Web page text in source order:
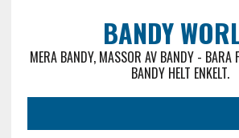
BANDY
MERA BANDY, MASSOR AV BANDY - BARA
BANDY HELT ENKELT.